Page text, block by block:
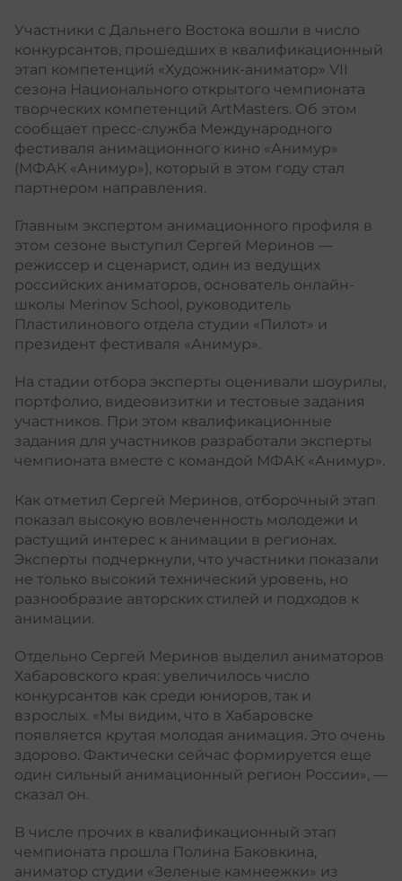
Участники с Дальнего Востока вошли в число
конкурсантов, прошедших в квалификационный
этап компетенций «Художник-аниматор» VII
сезона Национального открытого чемпионата
творческих компетенций ArtMasters. Об этом
сообщает пресс-служба Международного
фестиваля анимационного кино «Анимур»
(МФАК «Анимур»), который в этом году стал
партнером направления.
Главным экспертом анимационного профиля в
этом сезоне выступил Сергей Меринов —
режиссер и сценарист, один из ведущих
российских аниматоров, основатель онлайн-
школы Merinov School, руководитель
Пластилинового отдела студии «Пилот» и
президент фестиваля «Анимур».
На стадии отбора эксперты оценивали шоурилы,
портфолио, видеовизитки и тестовые задания
участников. При этом квалификационные
задания для участников разработали эксперты
чемпионата вместе с командой МФАК «Анимур».
Как отметил Сергей Меринов, отборочный этап
показал высокую вовлеченность молодежи и
растущий интерес к анимации в регионах.
Эксперты подчеркнули, что участники показали
не только высокий технический уровень, но
разнообразие авторских стилей и подходов к
анимации.
Отдельно Сергей Меринов выделил аниматоров
Хабаровского края: увеличилось число
конкурсантов как среди юниоров, так и
взрослых. «Мы видим, что в Хабаровске
появляется крутая молодая анимация. Это очень
здорово. Фактически сейчас формируется еще
один сильный анимационный регион России», —
сказал он.
В числе прочих в квалификационный этап
чемпионата прошла Полина Баковкина,
аниматор студии «Зеленые камнеежки» из